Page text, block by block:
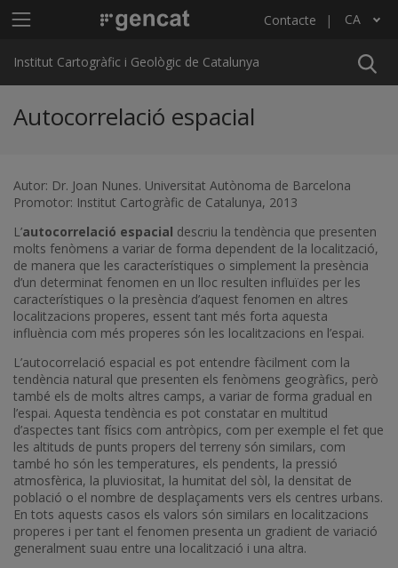
Menú principal ICGC Contacte CA
Llista les accions addicionals
Institut Cartogràfic i Geològic de Catalunya
Autocorrelació espacial
Autor: Dr. Joan Nunes. Universitat Autònoma de Barcelona
Promotor: Institut Cartogràfic de Catalunya, 2013
L’autocorrelació espacial descriu la tendència que presenten
molts fenòmens a variar de forma dependent de la localització,
de manera que les característiques o simplement la presència
d’un determinat fenomen en un lloc resulten influïdes per les
característiques o la presència d’aquest fenomen en altres
localitzacions properes, essent tant més forta aquesta
influència com més properes són les localitzacions en l’espai.
L’autocorrelació espacial es pot entendre fàcilment com la
tendència natural que presenten els fenòmens geogràfics, però
també els de molts altres camps, a variar de forma gradual en
l’espai. Aquesta tendència es pot constatar en multitud
d’aspectes tant físics com antròpics, com per exemple el fet que
les altituds de punts propers del terreny són similars, com
també ho són les temperatures, els pendents, la pressió
atmosfèrica, la pluviositat, la humitat del sòl, la densitat de
població o el nombre de desplaçaments vers els centres urbans.
En tots aquests casos els valors són similars en localitzacions
properes i per tant el fenomen presenta un gradient de variació
generalment suau entre una localització i una altra.